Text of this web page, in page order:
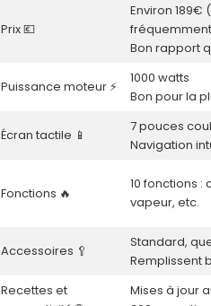
Prix 💶
Environ
Bon rapport
Puissance moteur ⚡
1000 watts
Bon pour la
Écran tactile 📱
7 pouces
Navigation
Fonctions 🔥
10 fonctions :
vapeur, etc.
Accessoires 🥄
Standard,
Remplissent
Recettes et
Mises à jour